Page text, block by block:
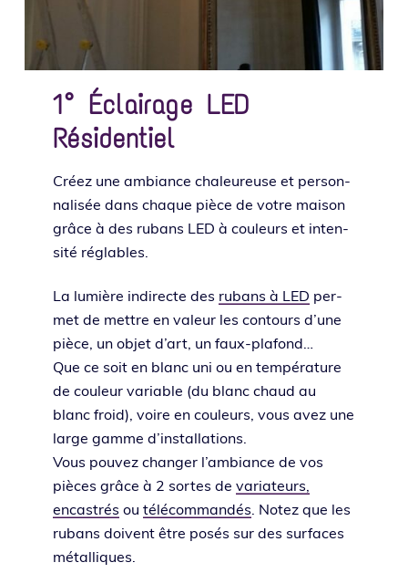
1° Éclairage LED
Résidentiel
Créez une ambiance cha­leu­reuse et per­son­
na­li­sée dans chaque pièce de votre mai­son
grâce à des rubans LED à cou­leurs et inten­
si­té réglables.
La lumière indi­recte des rubans à LED per­
met de mettre en valeur les contours d’une
pièce, un objet d’art, un faux-pla­fond…
Que ce soit en blanc uni ou en tem­pé­ra­ture
de cou­leur variable (du blanc chaud au
blanc froid), voire en cou­leurs, vous avez une
large gamme d’ins­tal­la­tions.
Vous pou­vez chan­ger l’am­biance de vos
pièces grâce à 2 sortes devaria­teurs,
encas­trés outélé­com­man­dés. Notez que les
rubans doivent être posés sur des sur­faces
métalliques.